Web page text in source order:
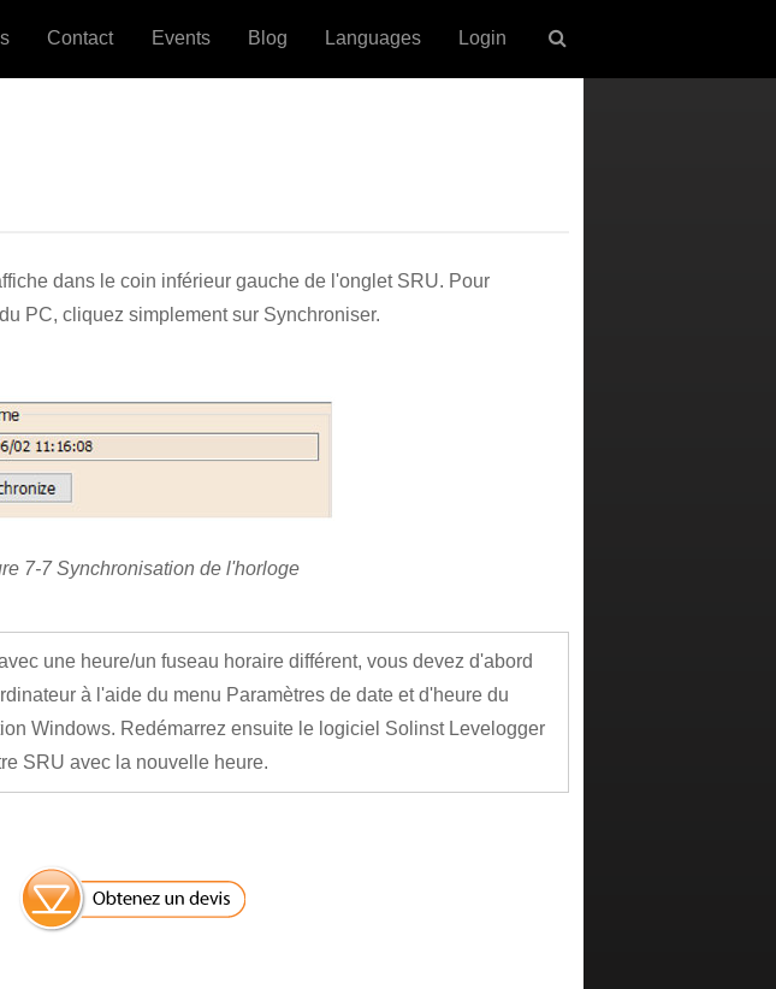
Contact Events Blog Languages Login
dans le coin inférieur gauche de l'onglet SRU. Pour
PC, cliquez simplement sur Synchroniser.
7-7 Synchronisation de l'horloge
une heure/un fuseau horaire différent, vous devez d'abord
à l'aide du menu Paramètres de date et d'heure du
Windows. Redémarrez ensuite le logiciel Solinst Levelogger
SRU avec la nouvelle heure.